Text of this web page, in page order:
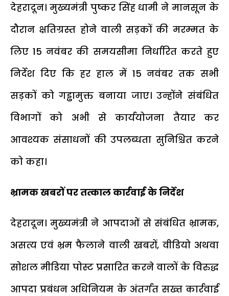
देहरादून। मुख्यमंत्री पुष्कर सिंह धामी ने मानसून के
दौरान क्षतिग्रस्त होने वाली सड़कों की मरम्मत के
लिए 15 नवंबर की समयसीमा निर्धारित करते हुए
निर्देश दिए कि हर हाल में 15 नवंबर तक सभी
सड़कों को गड्ढामुक्त बनाया जाए। उन्होंने संबंधित
विभागों को अभी से कार्ययोजना तैयार कर
आवश्यक संसाधनों की उपलब्धता सुनिश्चित करने
को कहा।
भ्रामक खबरों पर तत्काल कार्रवाई के निर्देश
देहरादून। मुख्यमंत्री ने आपदाओं से संबंधित भ्रामक,
असत्य एवं भ्रम फैलाने वाली खबरों, वीडियो अथवा
सोशल मीडिया पोस्ट प्रसारित करने वालों के विरुद्ध
आपदा प्रबंधन अधिनियम के अंतर्गत सख्त कार्रवाई